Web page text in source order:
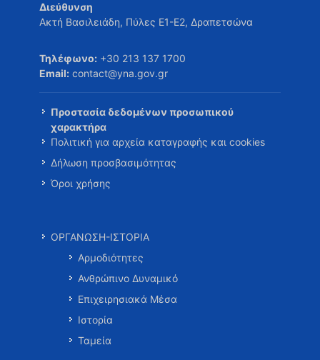
Διεύθυνση
Ακτή Βασιλειάδη, Πύλες Ε1-Ε2, Δραπετσώνα
Τηλέφωνο: +30 213 137 1700
Email: contact@yna.gov.gr
Προστασία δεδομένων προσωπικού
χαρακτήρα
Πολιτική για αρχεία καταγραφής και cookies
Δήλωση προσβασιμότητας
Όροι χρήσης
ΟΡΓΑΝΩΣΗ-ΙΣΤΟΡΙΑ
Αρμοδιότητες
Ανθρώπινο Δυναμικό
Επιχειρησιακά Μέσα
Ιστορία
Ταμεία